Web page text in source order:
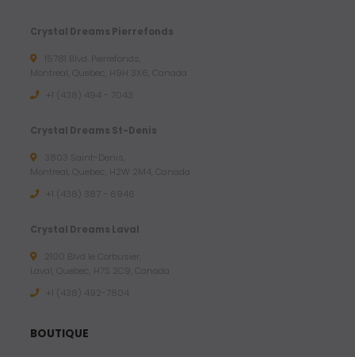
Crystal Dreams Pierrefonds
15781 Blvd. Pierrefonds,
Montreal, Quebec, H9H 3X6, Canada
+1 (438) 494 - 7043
Crystal Dreams St-Denis
3803 Saint-Denis,
Montreal, Quebec, H2W 2M4, Canada
+1 (438) 387 - 6946
Crystal Dreams Laval
2100 Blvd le Corbusier,
Laval, Quebec, H7S 2C9, Canada
+1 ‪(438) 492-7804‬
BOUTIQUE